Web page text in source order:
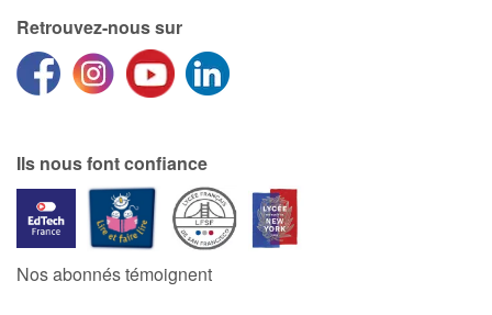
Retrouvez-nous sur
Ils nous font confiance
Nos abonnés témoignent